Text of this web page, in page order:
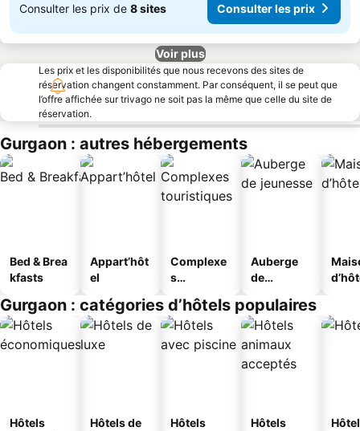
Consulter les prix de 8 sites Consulter les prix
Voir plus
Les prix et les disponibilités que nous recevons des sites de
réservation changent constamment. Par conséquent, il se peut que
l’offre affichée sur trivago ne soit pas la même que celle du site de
réservation.
Gurgaon : autres hébergements
Bed & Brea
kfasts
Appart’hôt
el
Complexe
s
s
Auberge
de
Gurgaon : catégories d’hôtels populaires
Hôtels
Hôtels de
Hôtels
Hôtels